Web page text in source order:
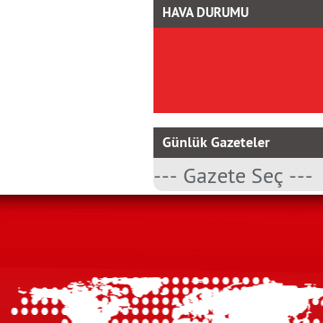
HAVA DURUMU
Günlük Gazeteler